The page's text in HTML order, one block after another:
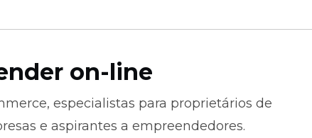
on-line
especialistas para proprietários de
e aspirantes a empreendedores.